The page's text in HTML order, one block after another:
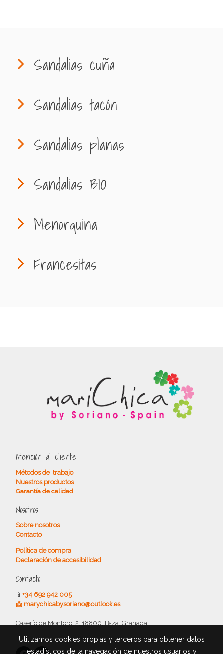
Sandalias cuña
Sandalias tacón
Sandalias planas
Sandalias BIO
Menorquina
Francesitas
Atención al cliente
Métodos de trabajo
Nuestros productos
Garantía de calidad
Nosotros
Sobre nosotros
Contacto
Política de compra
Declaración de accesibilidad
Contacto
📱 +34 692 942 005
📩 marychicabysoriano@outlook.es
Caserío de Montoro, 2, 18800, Baza, Granada
Utilizamos cookies propias y terceros para obtener datos
estadísticos de la navegación de nuestros usuarios y